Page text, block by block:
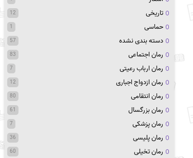
تاریخی 12
حماسی 1
دسته بندی نشده 57
رمان اجتماعی 83
رمان ارباب رعیتی 7
رمان ازدواج اجباری 12
رمان انتقامی 80
رمان بزرگسال 61
رمان پزشکی 7
رمان پلیسی 36
رمان تخیلی 60